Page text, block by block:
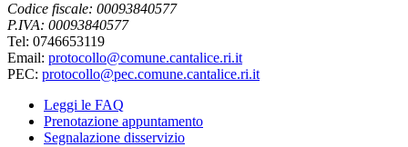
Codice fiscale: 00093840577
P.IVA: 00093840577
Tel: 0746653119
Email: protocollo@comune.cantalice.ri.it
PEC: protocollo@pec.comune.cantalice.ri.it
Leggi le FAQ
Prenotazione appuntamento
Segnalazione disservizio